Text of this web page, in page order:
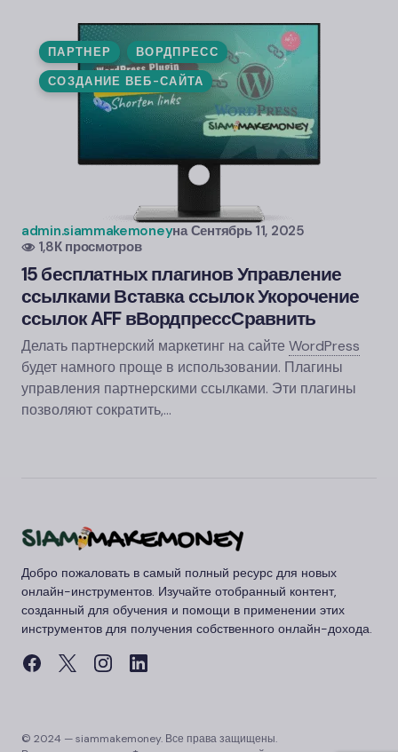
ПАРТНЕР
ВОРДПРЕСС
СОЗДАНИЕ ВЕБ-САЙТА
admin.siammakemoneyна Сентябрь 11, 2025
1,8К просмотров
15 бесплатных плагинов Управление
ссылками Вставка ссылок Укорочение
ссылок AFF вВордпрессСравнить
Делать партнерский маркетинг на сайте WordPress
будет намного проще в использовании. Плагины
управления партнерскими ссылками. Эти плагины
позволяют сократить,…
Добро пожаловать в самый полный ресурс для новых
онлайн-инструментов. Изучайте отобранный контент,
созданный для обучения и помощи в применении этих
инструментов для получения собственного онлайн-дохода.
© 2024 — siammakemoney. Все права защищены.